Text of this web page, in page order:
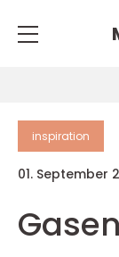
inspiration
01. September